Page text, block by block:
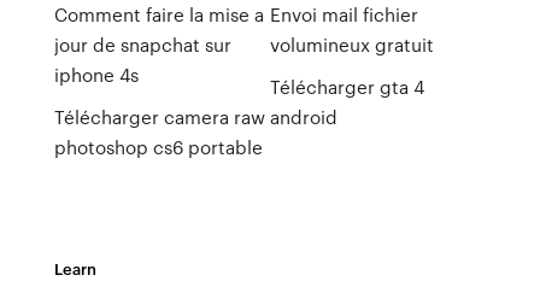
Comment faire la mise a
jour de snapchat sur
iphone 4s
Télécharger camera raw
photoshop cs6 portable
Envoi mail fichier
volumineux gratuit
Télécharger gta 4
android
Learn